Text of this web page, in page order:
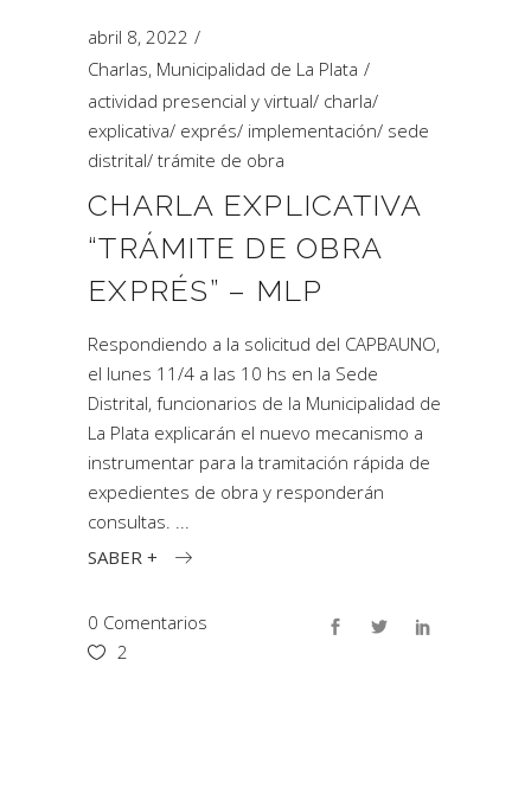
abril 8, 2022
Charlas, Municipalidad de La Plata
actividad presencial y virtual/ charla/
explicativa/ exprés/ implementación/ sede
distrital/ trámite de obra
CHARLA EXPLICATIVA
“TRÁMITE DE OBRA
EXPRÉS” – MLP
Respondiendo a la solicitud del CAPBAUNO,
el lunes 11/4 a las 10 hs en la Sede
Distrital, funcionarios de la Municipalidad de
La Plata explicarán el nuevo mecanismo a
instrumentar para la tramitación rápida de
expedientes de obra y responderán
consultas.
SABER +
0 Comentarios
2